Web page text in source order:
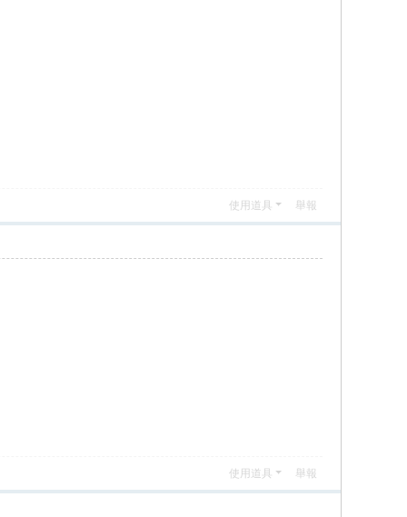
使用道具 舉報
使用道具 舉報